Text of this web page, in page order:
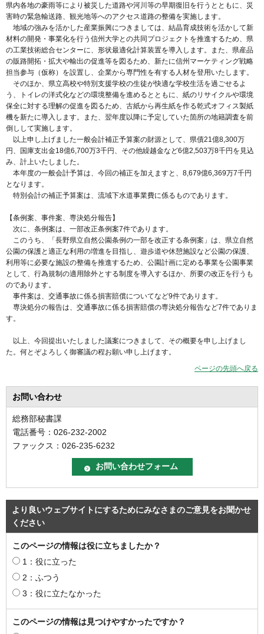
県内各地の豪雨等により被災した道路や河川等の早期復旧を行うとともに、災
害時の緊急輸送路、観光地等へのアクセス道路の整備を実施します。
地域の強みを活かした産業振興につきましては、結晶育成技術を活かして新
材料の開発・事業化を行う信州大学との共同プロジェクトを推進するため、県
の工業技術総合センターに、形状最適化計算装置を導入します。また、県産品
の販路開拓・拡大や輸出の促進等を図るため、新たに信州マーケティング戦略
担当参与（仮称）を設置し、企業から専門性を有する人材を登用いたします。
そのほか、県立高校や特別支援学校の生徒が快適な学校生活を過ごせるよ
う、トイレの洋式化などの環境整備を進めるとともに、紙のリサイクルや環境
保全に対する理解の促進を図るため、古紙から再生紙を作る乾式オフィス製紙
機を新たに導入します。また、翌年度以降に予定していた箇所の地籍調査を前
倒しして実施します。
以上申し上げました一般会計補正予算案の財源として、県債21億8,300万
円、国庫支出金18億6,700万3千円、その他繰越金など6億2,503万8千円を見込
み、計上いたしました。
本年度の一般会計予算は、今回の補正を加えますと、8,679億6,369万7千円
となります。
特別会計の補正予算案は、流域下水道事業費に係るものであります。
【条例案、事件案、専決処分報告】
次に、条例案は、一部改正条例案7件であります。
このうち、「長野県立自然公園条例の一部を改正する条例案」は、県立自然
公園の保護と適正な利用の増進を目指し、遊歩道や休憩施設など公園の保護、
利用等に必要な施設の整備を推進するため、公園計画に定める事業を公園事業
として、行為規制の適用除外とする制度を導入するほか、所要の改正を行うも
のであります。
事件案は、交通事故に係る損害賠償についてなど9件であります。
専決処分の報告は、交通事故に係る損害賠償の専決処分報告など7件でありま
す。
以上、今回提出いたしました議案につきまして、その概要を申し上げまし
た。何とぞよろしく御審議の程お願い申し上げます。
ページの先頭へ戻る
お問い合わせ
総務部秘書課
電話番号：026-232-2002
ファックス：026-235-6232
より良いウェブサイトにするためにみなさまのご意見をお聞かせ
ください
このページの情報は役に立ちましたか？
1：役に立った
2：ふつう
3：役に立たなかった
このページの情報は見つけやすかったですか？